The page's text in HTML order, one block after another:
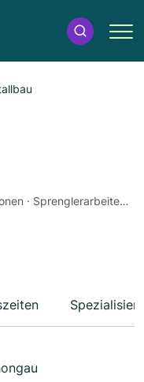
Balkonbau · Stahl und Metallkonstruktionen · Sprenglerarbeiten · Metalldächer · Schlosserei